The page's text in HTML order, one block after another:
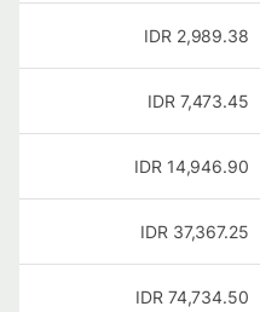
2,989.38
IDR
7,473.45
IDR
14,946.90
IDR
37,367.25
IDR
74,734.50
IDR